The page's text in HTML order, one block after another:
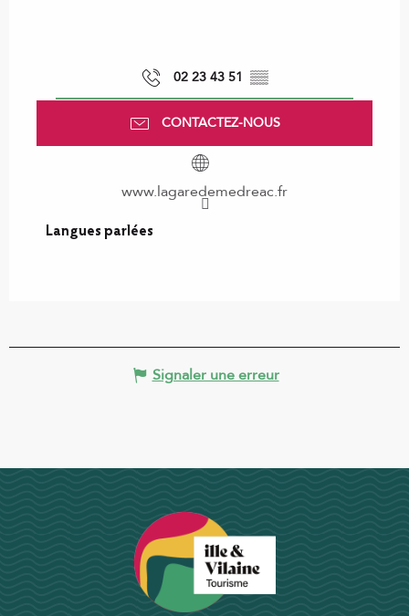
02 23 43 51 ▒▒
CONTACTEZ-NOUS
www.lagaredemedreac.fr
Langues parlées
Langues parlées
Signaler une erreur